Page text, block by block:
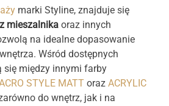
marki Styline, znajduje się
mieszalnika oraz innych
na idealne dopasowanie
Wśród dostępnych
się między innymi farby
STYLE MATT oraz ACRYLIC
do wnętrz, jak i na